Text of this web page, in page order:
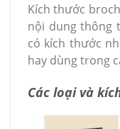
Kích thước
nội dung thông
có kích thước
hay dùng trong
Các loại và